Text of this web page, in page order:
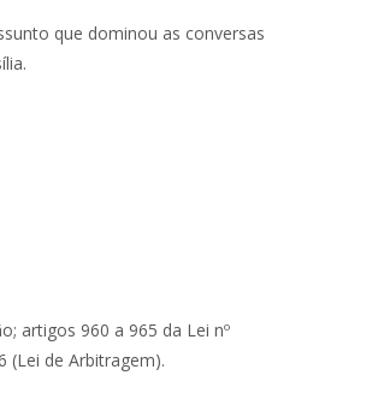
que dominou as conversas
artigos 960 a 965 da Lei nº
(Lei de Arbitragem).